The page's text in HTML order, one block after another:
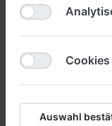
Filtern
Auswahl